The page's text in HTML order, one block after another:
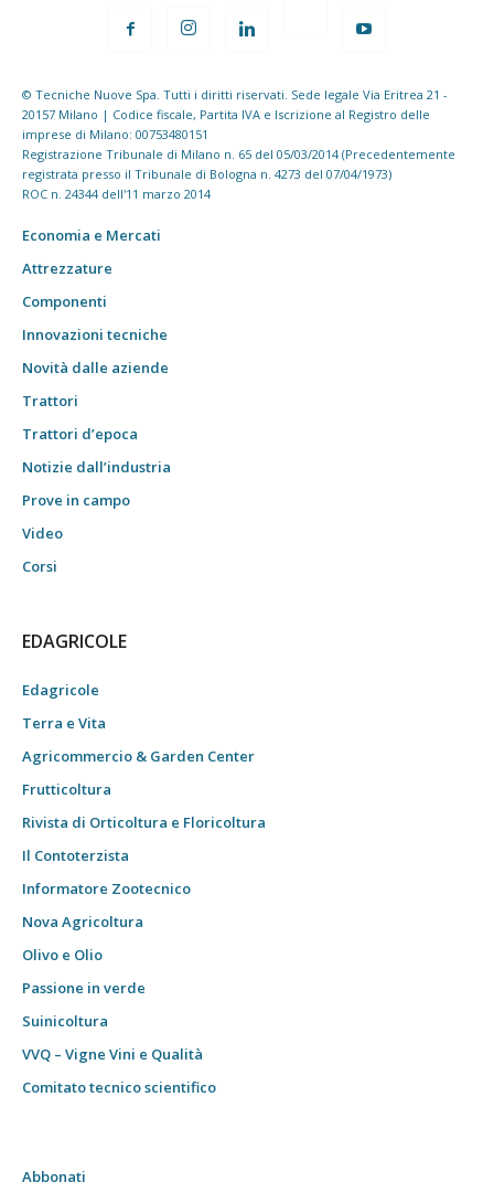
© Tecniche Nuove Spa. Tutti i diritti riservati. Sede legale Via Eritrea 21 -
20157 Milano | Codice fiscale, Partita IVA e Iscrizione al Registro delle
imprese di Milano: 00753480151
Registrazione Tribunale di Milano n. 65 del 05/03/2014 (Precedentemente
registrata presso il Tribunale di Bologna n. 4273 del 07/04/1973)
ROC n. 24344 dell'11 marzo 2014
Economia e Mercati
Attrezzature
Componenti
Innovazioni tecniche
Novità dalle aziende
Trattori
Trattori d’epoca
Notizie dall’industria
Prove in campo
Video
Corsi
EDAGRICOLE
Edagricole
Terra e Vita
Agricommercio & Garden Center
Frutticoltura
Rivista di Orticoltura e Floricoltura
Il Contoterzista
Informatore Zootecnico
Nova Agricoltura
Olivo e Olio
Passione in verde
Suinicoltura
VVQ – Vigne Vini e Qualità
Comitato tecnico scientifico
Abbonati